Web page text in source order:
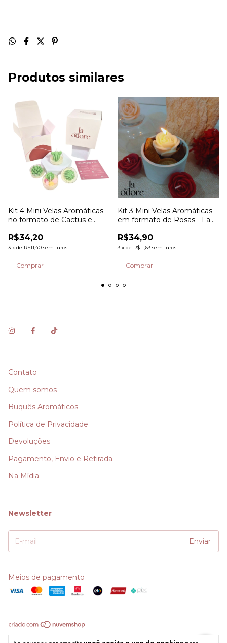
Produtos similares
Kit 4 Mini Velas Aromáticas
no formato de Cactus e
R$34,20
3 x de R$11,40 sem juros
Kit 3 Mini Velas Aromáticas
em formato de Rosas - La
R$34,90
3 x de R$11,63 sem juros
Contato
Quem somos
Buquês Aromáticos
Política de Privacidade
Devoluções
Pagamento, Envio e Retirada
Na Mídia
Newsletter
Meios de pagamento
Copyright LA ODORE COMERCIO - 22375116000148 - 2026. Todos os